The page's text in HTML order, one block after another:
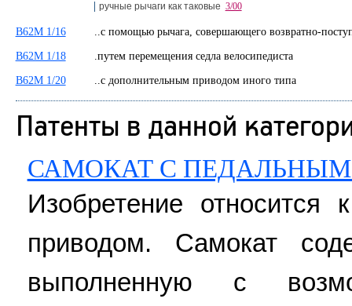
ручные рычаги как таковые 3/00
B62M 1/16 ..с помощью рычага, совершающего возвратно-
B62M 1/18 .путем перемещения седла велосипедиста
B62M 1/20 ..с дополнительным приводом иного типа
Патенты в данной
САМОКАТ С
Изобретение
приводом. Самокат
выполненную с